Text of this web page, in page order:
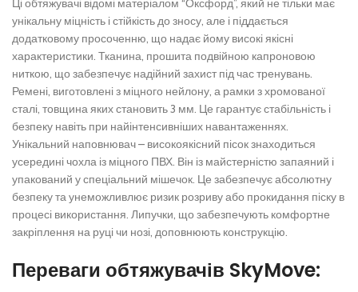
Ці обтяжувачі відомі матеріалом “Оксфорд”, який не тільки має
унікальну міцність і стійкість до зносу, але і піддається
додатковому просоченню, що надає йому високі якісні
характеристики. Тканина, прошита подвійною капроновою
ниткою, що забезпечує надійний захист під час тренувань.
Ремені, виготовлені з міцного нейлону, а рамки з хромованої
сталі, товщина яких становить 3 мм. Це гарантує стабільність і
безпеку навіть при найінтенсивніших навантаженнях.
Унікальний наповнювач – високоякісний пісок знаходиться
усередині чохла із міцного ПВХ. Він із майстерністю запаяний і
упакований у спеціальний мішечок. Це забезпечує абсолютну
безпеку та унеможливлює ризик розриву або прокидання піску в
процесі використання. Липучки, що забезпечують комфортне
закріплення на руці чи нозі, доповнюють конструкцію.
Переваги обтяжувачів SkyMove: